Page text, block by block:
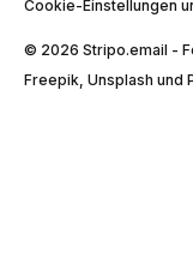
Cookie-Einstellungen
© 2026 Stripо.email -
Freepik, Unsplash und